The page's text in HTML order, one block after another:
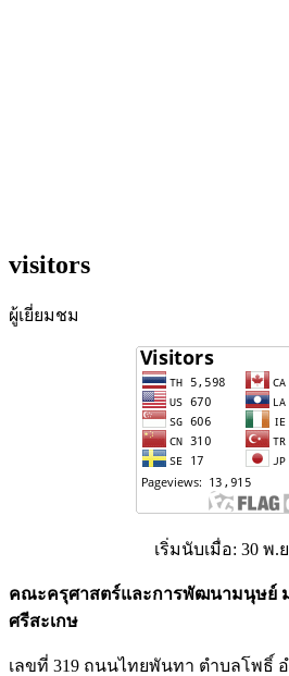
visitors
ผู้เยี่ยมชม
เริ่มนับเมื่อ: 30 พ.
คณะครุศาสตร์และการพัฒนามนุษย์
ศรีสะเกษ
เลขที่ 319 ถนนไทยพันทา ตำบลโพธิ์ อ